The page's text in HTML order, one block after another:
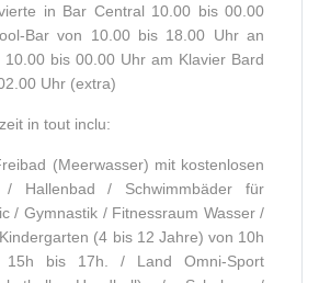
in Bar Central 10.00 bis 00.00
Bar von 10.00 bis 18.00 Uhr an
bis 00.00 Uhr am Klavier Bard
Uhr (extra)
in tout inclu:
(Meerwasser) mit kostenlosen
/ Hallenbad / Schwimmbäder für
/ Gymnastik / Fitnessraum Wasser /
(4 bis 12 Jahre) von 10h
bis 17h. / Land Omni-Sport